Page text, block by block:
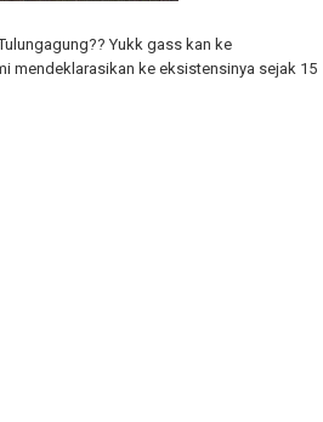
Yukk gass kan ke
mendeklarasikan ke eksistensinya sejak 15